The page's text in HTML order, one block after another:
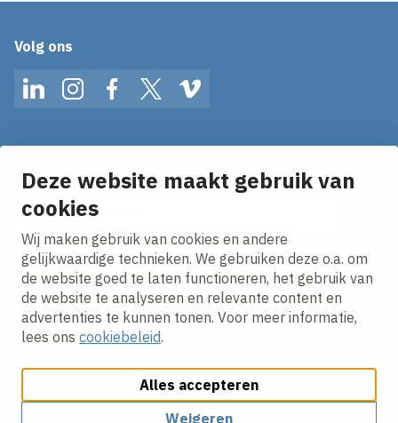
Deze website maakt gebruik van
cookies
Wij maken gebruik van cookies en andere
gelijkwaardige technieken. We gebruiken deze o.a. om
de website goed te laten functioneren, het gebruik van
de website te analyseren en relevante content en
advertenties te kunnen tonen. Voor meer informatie,
lees ons cookiebeleid.
Alles accepteren
Weigeren
Volg ons
LinkedInInstagramFacebookTwitterVimeo
Ontvang onze nieuws alerts in je mailbox!
E-mailadres
Ik ga akkoord met hetprivacy statement.
Cookies aanpassenCookie beleidPrivacy policy
Algemene inkoopvoorwaarden